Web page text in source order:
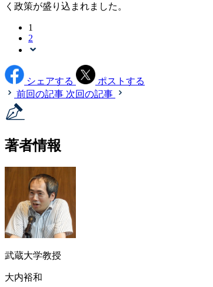
く政策が盛り込まれました。
1
2
シェアする
ポストする
前回の記事 次回の記事
著者情報
武蔵大学教授
大内裕和